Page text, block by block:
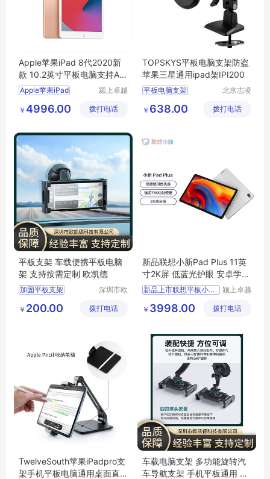
Apple苹果iPad 8代2020新
款 10.2英寸平板电脑支持Ap
ple pencil
Apple苹果iPad
颍上卓越
有限公司
￥ 4996.00 拨打电话
TOPSKYS平板电脑支架防盗
苹果三星通用ipad架IPI200
平板电脑支架
苹果IPAD支架
北京志凌
限公司
￥ 638.00 拨打电话
平板支架 车载便携平板电脑
架 支持按需定制 欧凯德
加固平板支架
三防平板支架
深圳市欧
有限公司
￥ 200.00 拨打电话
新品联想小新Pad Plus 11英
寸2K屏 低蓝光护眼 安卓学习
办公影音平板
新品上市联想平板小新Pa
颍上卓越
有限公司
￥ 3998.00 拨打电话
TwelveSouth苹果iPadpro支
架手机平板电脑通用桌面直
车载电脑支架 多功能旋转汽
车导航支架 手机平板通用 欧